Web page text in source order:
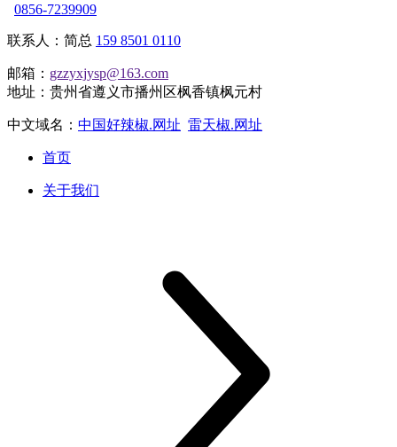
0856-7239909
联系人：简总 159 8501 0110
邮箱： gzzyxjysp@163.com
地址：贵州省遵义市播州区枫香镇枫元村
中文域名： 中国好辣椒.网址 雷天椒.网址
首页
关于我们